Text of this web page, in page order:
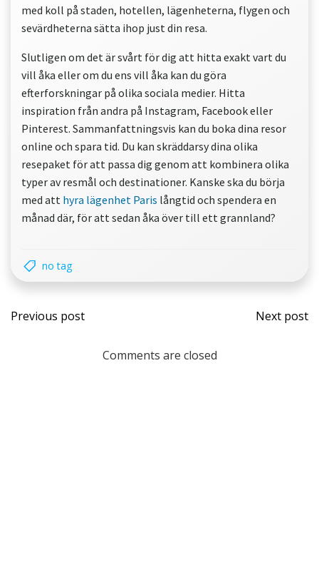
med koll på staden, hotellen, lägenheterna, flygen och
sevärdheterna sätta ihop just din resa.
Slutligen om det är svårt för dig att hitta exakt vart du
vill åka eller om du ens vill åka kan du göra
efterforskningar på olika sociala medier. Hitta
inspiration från andra på Instagram, Facebook eller
Pinterest. Sammanfattningsvis kan du boka dina resor
online och spara tid. Du kan skräddarsy dina olika
resepaket för att passa dig genom att kombinera olika
typer av resmål och destinationer. Kanske ska du börja
med att hyra lägenhet Paris långtid och spendera en
månad där, för att sedan åka över till ett grannland?
no tag
Post
navigation
Previous post
Post
Next post
Comments are closed